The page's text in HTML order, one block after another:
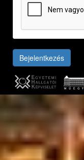
Bejelentkezés